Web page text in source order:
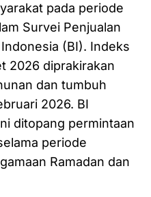
pada periode
Survei Penjualan
(BI). Indeks
2026 diprakirakan
dan tumbuh
2026. BI
ditopang permintaan
periode
Ramadan dan